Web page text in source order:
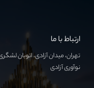
ارتباط با ما
نوآوری آزادی